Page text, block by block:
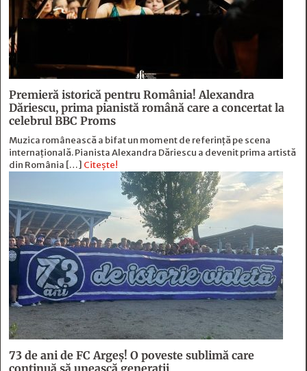
Premieră istorică pentru România! Alexandra
Dăriescu, prima pianistă română care a concertat la
celebrul BBC Proms
Muzica românească a bifat un moment de referință pe scena
internațională. Pianista Alexandra Dăriescu a devenit prima artistă
din România […] Citește!
73 de ani de FC Argeş! O poveste sublimă care